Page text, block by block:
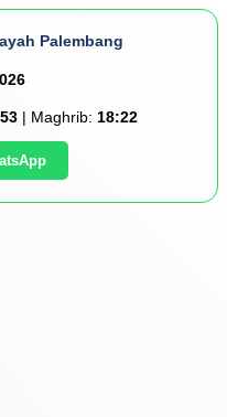
Palembang
| Maghrib: 18:22